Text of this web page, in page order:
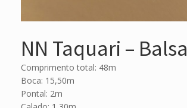
NN Taquari – Balsa
Comprimento total: 48m
Boca: 15,50m
Pontal: 2m